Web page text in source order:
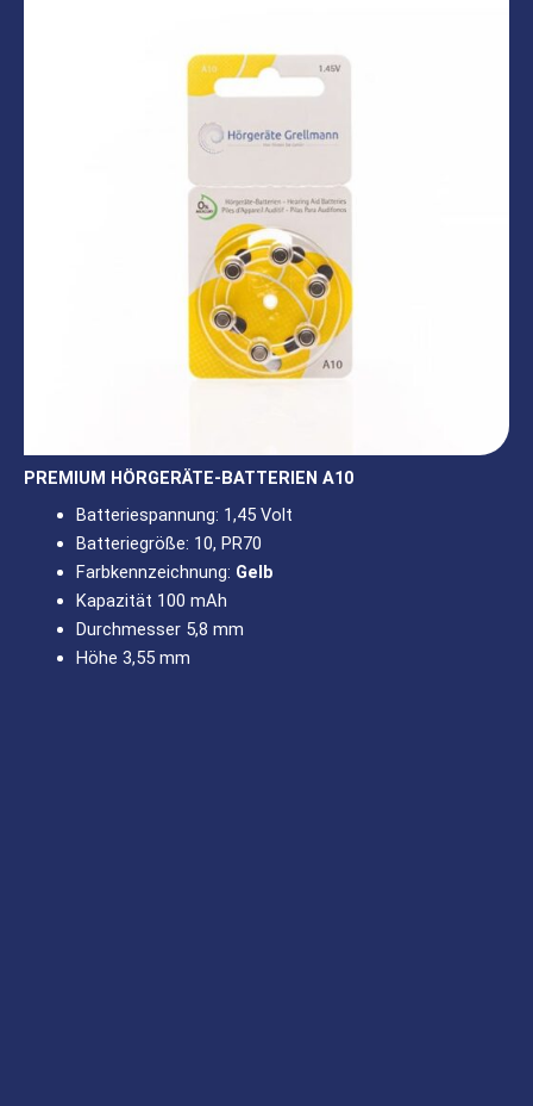
PREMIUM HÖRGERÄTE-BATTERIEN A10
Batteriespannung: 1,45 Volt
Batteriegröße: 10, PR70
Farbkennzeichnung: Gelb
Kapazität 100 mAh
Durchmesser 5,8 mm
Höhe 3,55 mm